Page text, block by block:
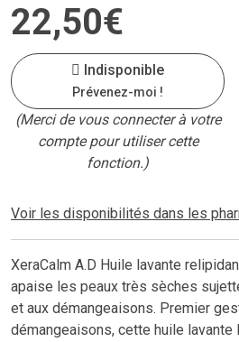
22,50€
Indisponible
Prévenez-moi !
(Merci de vous connecter à votre
compte pour utiliser cette
fonction.)
Voir les disponibilités dans les
XeraCalm A.D Huile lavante
apaise les peaux très sèches
et aux démangeaisons. Premier
démangeaisons, cette huile